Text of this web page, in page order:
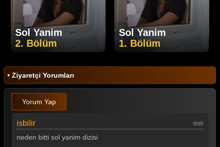
Sol Yanim
2. Bölüm
Sol Yanim
1. Bölüm
• Ziyaretçi Yorumları
Yorum Yap
isbilir sisii
neden bitti sol yanim dizisi